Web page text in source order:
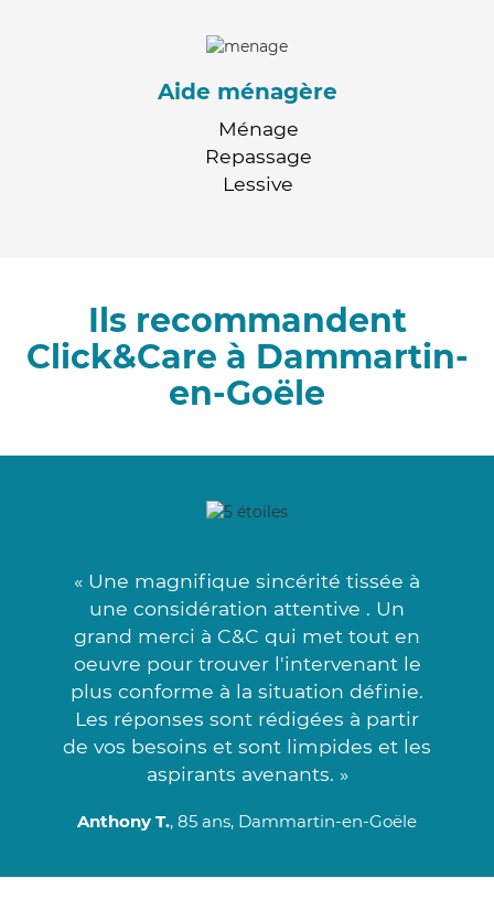
Aide ménagère
Ménage
Repassage
Lessive
Ils recommandent
Click&Care à Dammartin-
en-Goële
« Une magnifique sincérité tissée à
une considération attentive . Un
grand merci à C&C qui met tout en
oeuvre pour trouver l'intervenant le
plus conforme à la situation définie.
Les réponses sont rédigées à partir
de vos besoins et sont limpides et les
aspirants avenants. »
Anthony T., 85 ans, Dammartin-en-Goële